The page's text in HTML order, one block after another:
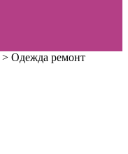
> Одежда ремонт